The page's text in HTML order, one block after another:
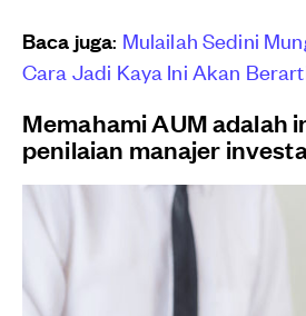
Baca juga: Mulailah Sedini
Cara Jadi Kaya Ini Akan
Memahami AUM adalah
penilaian manajer